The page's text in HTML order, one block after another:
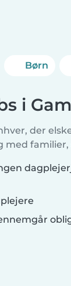
Børn
i
der
med